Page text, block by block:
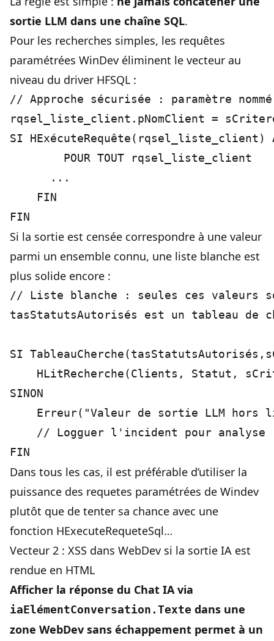
sortie LLM dans une chaîne SQL.
Pour les recherches simples, les requêtes
paramétrées WinDev éliminent le vecteur au
niveau du driver HFSQL :
// Approche sécurisée : paramètre
rqsel_liste_client.pNomClient =
SI HExécuteRequête(rqsel_liste_client)
      ...
    FIN
Si la sortie est censée correspondre à une valeur
parmi un ensemble connu, une liste blanche est
plus solide encore :
// Liste blanche : seules ces valeurs
tasStatutsAutorisés est un tableau
SI
HLitRecherche(Clients, Statut,
SINON
Erreur("Valeur de sortie LLM hors
    // Logguer l'incident pour analyse
Dans tous les cas, il est préférable d’utiliser la
puissance des requetes paramétrées de Windev
plutôt que de tenter sa chance avec une
fonction HExecuteRequeteSql…
Vecteur 2 : XSS dans WebDev si la sortie IA est
rendue en HTML
Afficher la réponse du Chat IA via
iaElémentConversation.Texte dans une
zone WebDev sans échappement permet à un